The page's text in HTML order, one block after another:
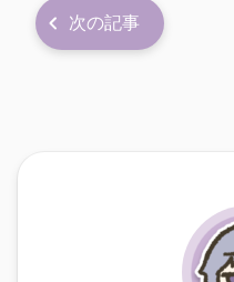
次の記事